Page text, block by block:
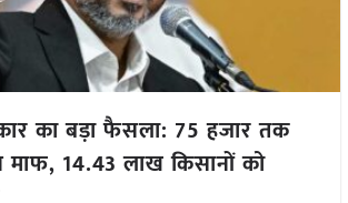
का बड़ा फैसला: 75 हजार तक
14.43 लाख किसानों को